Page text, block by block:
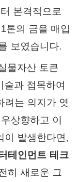
본격적으로
톤의 금을 매입
보였습니다.
물자산 토큰
과 접목하여
려는 의지가 엿
상향하고 이
이 발생한다면,
테인먼트 테크
히 새로운 그